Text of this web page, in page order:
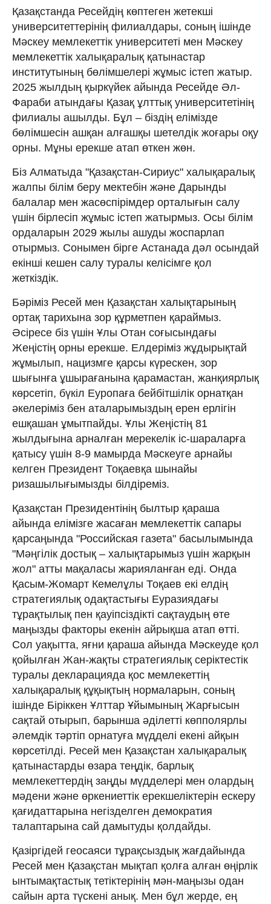
Қазақстанда Ресейдің көптеген жетекші
университеттерінің филиалдары, соның ішінде
Мәскеу мемлекеттік университеті мен Мәскеу
мемлекеттік халықаралық қатынастар
институтының бөлімшелері жұмыс істеп жатыр.
2025 жылдың қыркүйек айында Ресейде Әл-
Фараби атындағы Қазақ ұлттық университетінің
филиалы ашылды. Бұл – біздің елімізде
бөлімшесін ашқан алғашқы шетелдік жоғары оқу
орны. Мұны ерекше атап өткен жөн.
Біз Алматыда "Қазақстан-Сириус" халық­аралық
жалпы білім беру мекте­бін және Дарынды
балалар мен жасөспірім­дер орталығын салу
үшін бірлесіп жұмыс істеп жатырмыз. Осы білім
ордаларын 2029 жылы ашуды жоспарлап
отырмыз. Сонымен бірге Астанада дәл осындай
екінші кешен салу туралы келісімге қол
жеткіздік.
Бәріміз Ресей мен Қазақстан халықтарының
ортақ тарихына зор құрметпен қараймыз.
Әсіресе біз үшін Ұлы Отан соғысындағы
Жеңістің орны ерекше. Елдеріміз жұдырықтай
жұмылып, нацизмге қарсы күрескен, зор
шығынға ұшырағанына қарамастан, жанқиярлық
көрсетіп, бүкіл Еуропаға бейбітшілік орнатқан
әкелеріміз бен аталарымыздың ерен ерлігін
ешқашан ұмытпайды. Ұлы Жеңістің 81
жылдығына арналған мерекелік іс-шараларға
қатысу үшін 8-9 мамырда Мәскеуге арнайы
келген Президент Тоқаевқа шынайы
ризашылығымызды білдіреміз.
Қазақстан Президентінің былтыр қараша
айында елімізге жасаған мемлекеттік сапары
қарсаңында "Российская газета" басылымында
"Мәңгілік достық – халықтарымыз үшін жарқын
жол" атты мақаласы жарияланған еді. Онда
Қасым-Жомарт Кемелұлы Тоқаев екі елдің
стратегиялық одақтастығы Еуразиядағы
тұрақтылық пен қауіпсіздікті сақтаудың өте
маңызды факторы екенін айрықша атап өтті.
Сол уақытта, яғни қараша айында Мәскеуде қол
қойылған Жан-жақты стратегиялық серіктестік
туралы декларацияда қос мемлекеттің
халықаралық құқықтың нормаларын, соның
ішінде Біріккен Ұлттар Ұйымының Жарғысын
сақтай отырып, барынша әділетті көпполярлы
әлемдік тәртіп орнатуға мүдделі екені айқын
көрсетілді. Ресей мен Қазақстан халықаралық
қатынастарды өзара теңдік, барлық
мемлекеттердің заңды мүдделері мен олардың
мәдени және өркениеттік ерекшеліктерін ескеру
қағидаттарына негізделген демократия
талаптарына сай дамытуды қолдайды.
Қазіргідей геосаяси тұрақсыздық жағдайында
Ресей мен Қазақстан мықтап қолға алған өңірлік
ынтымақтастық тетіктерінің мән-маңызы одан
сайын арта түскені анық. Мен бұл жерде, ең